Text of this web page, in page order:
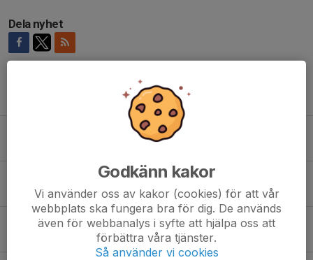
Dela nyhet
Terminsstart 24 Augusti
Träning 14 maj enligt schema
9 maj, 17:34 0
Fightweek 🥊🔥
20 apr, 20:21 0
Godkänn kakor
Vi använder oss av kakor (cookies) för att vår
webbplats ska fungera bra för dig. De används
även för webbanalys i syfte att hjälpa oss att
förbättra våra tjänster.
Så använder vi cookies